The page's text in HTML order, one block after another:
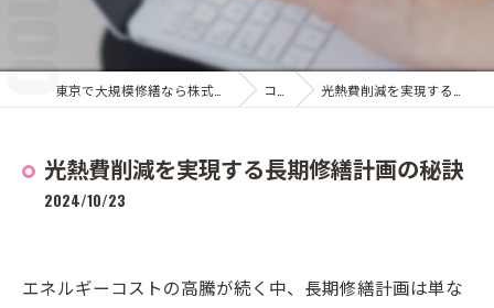
コラム 光熱費削減を実現する長期修繕計画の秘訣
光熱費削減を実現する長期修繕計画の秘訣
2024/10/23
エネルギーコストの高騰が続く中、長期修繕計画は単な